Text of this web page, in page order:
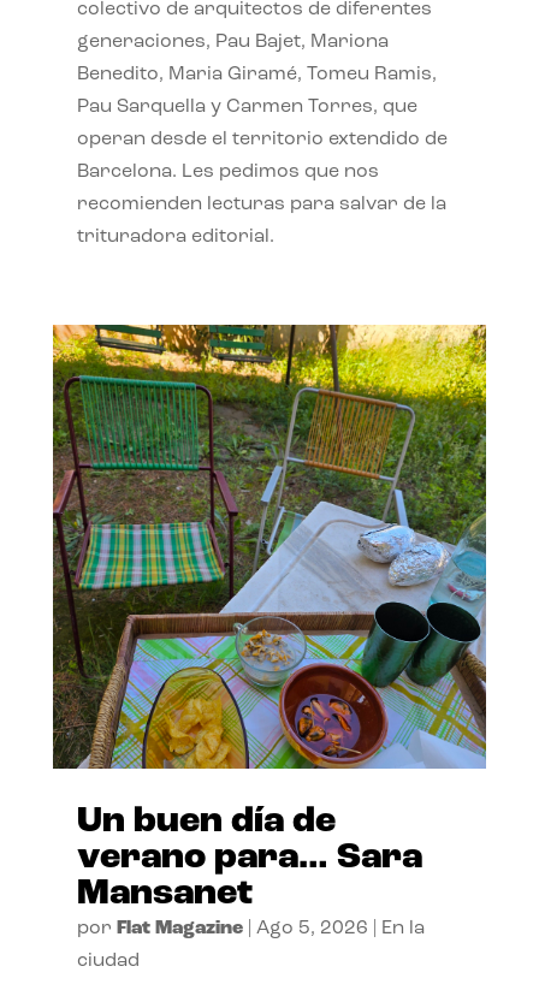
colectivo de arquitectos de diferentes
generaciones, Pau Bajet, Mariona
Benedito, Maria Giramé, Tomeu Ramis,
Pau Sarquella y Carmen Torres, que
operan desde el territorio extendido de
Barcelona. Les pedimos que nos
recomienden lecturas para salvar de la
trituradora editorial.
Un buen día de
verano para… Sara
Mansanet
por Flat Magazine| Ago 5, 2026
En la
ciudad